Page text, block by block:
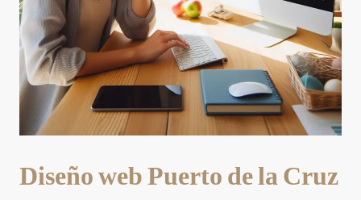
Diseño web Puerto de la Cruz